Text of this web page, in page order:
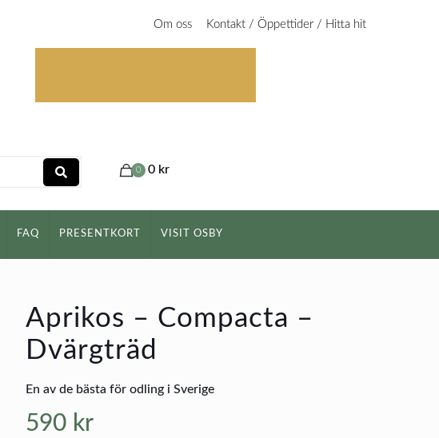
0 0 kr
FAQ PRESENTKORT VISIT OSBY
Om oss Kontakt / Öppettider / Hitta hit
Aprikos – Compacta –
Dvärgträd
En av de bästa för odling i Sverige
590 kr